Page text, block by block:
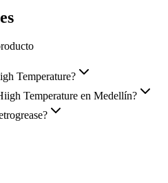
Temperature?
Temperature en Medellín?